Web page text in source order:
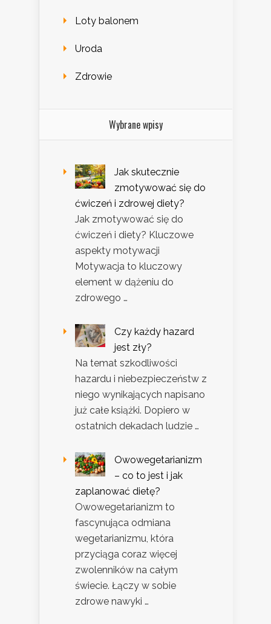
Loty balonem
Uroda
Zdrowie
Wybrane wpisy
Jak skutecznie
zmotywować się do
ćwiczeń i zdrowej diety?
Jak zmotywować się do
ćwiczeń i diety? Kluczowe
aspekty motywacji
Motywacja to kluczowy
element w dążeniu do
zdrowego …
Czy każdy hazard
jest zły?
Na temat szkodliwości
hazardu i niebezpieczeństw z
niego wynikających napisano
już całe książki. Dopiero w
ostatnich dekadach ludzie …
Owowegetarianizm
– co to jest i jak
zaplanować dietę?
Owowegetarianizm to
fascynująca odmiana
wegetarianizmu, która
przyciąga coraz więcej
zwolenników na całym
świecie. Łączy w sobie
zdrowe nawyki …